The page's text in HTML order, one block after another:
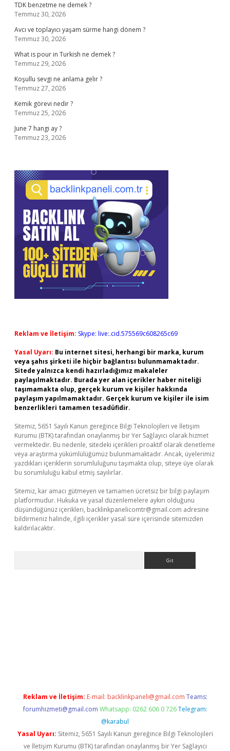
TDK benzetme ne demek ?
Temmuz 30, 2026
Avcı ve toplayıcı yaşam sürme hangi dönem ?
Temmuz 30, 2026
What is pour in Turkish ne demek ?
Temmuz 29, 2026
Koşullu sevgi ne anlama gelir ?
Temmuz 27, 2026
Kemik görevi nedir ?
Temmuz 25, 2026
June 7 hangi ay ?
Temmuz 23, 2026
Reklam ve İletişim: Skype: live:.cid.575569c608265c69
Yasal Uyarı: Bu internet sitesi, herhangi bir marka, kurum
veya şahıs şirketi ile hiçbir bağlantısı bulunmamaktadır.
Sitede yalnızca kendi hazırladığımız makaleler
paylaşılmaktadır. Burada yer alan içerikler haber niteliği
taşımamakta olup, gerçek kurum ve kişiler hakkında
paylaşım yapılmamaktadır. Gerçek kurum ve kişiler ile isim
benzerlikleri tamamen tesadüfidir.
Sitemiz, 5651 Sayılı Kanun gereğince Bilgi Teknolojileri ve İletişim
Kurumu (BTK) tarafından onaylanmış bir Yer Sağlayıcı olarak hizmet
vermektedir. Bu nedenle, sitedeki içerikleri proaktif olarak denetleme
veya araştırma yükümlülüğümüz bulunmamaktadır. Ancak, üyelerimiz
yazdıkları içeriklerin sorumluluğunu taşımakta olup, siteye üye olarak
bu sorumluluğu kabul etmiş sayılırlar.
Sitemiz, kar amacı gütmeyen ve tamamen ücretsiz bir bilgi paylaşım
platformudur. Hukuka ve yasal düzenlemelere aykırı olduğunu
düşündüğünüz içerikleri, backlinkpanelicomtr@gmail.com adresine
bildirmeniz halinde, ilgili içerikler yasal süre içerisinde sitemizden
kaldırılacaktır.
Reklam ve İletişim: E-mail: backlinkpaneli@gmail.com Teams:
forumhizmeti@gmail.com Whatsapp: 0262 606 0 726 Telegram:
@karabul
Yasal Uyarı: Sitemiz, 5651 Sayılı Kanun gereğince Bilgi Teknolojileri
ve İletişim Kurumu (BTK) tarafından onaylanmış bir Yer Sağlayıcı